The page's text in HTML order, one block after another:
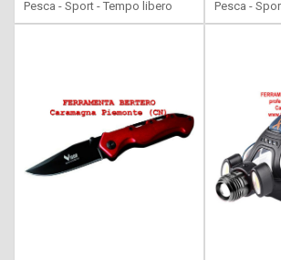
Pesca - Sport - Tempo libero Pesca -